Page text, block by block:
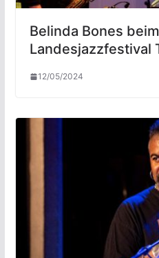
Belinda Bones beim
Landesjazzfestival
12/05/2024